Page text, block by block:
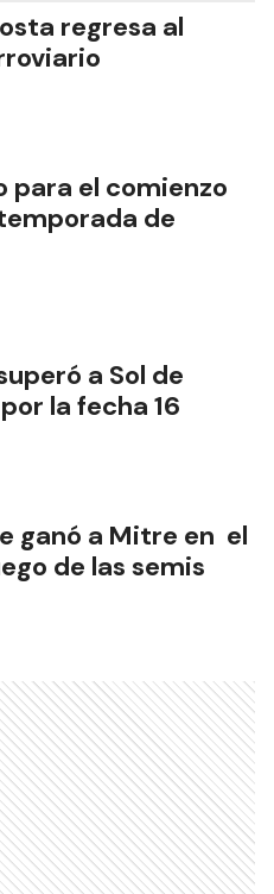
regresa al
para el comienzo
de
a Sol de
la fecha 16
ganó a Mitre en el
de las semis